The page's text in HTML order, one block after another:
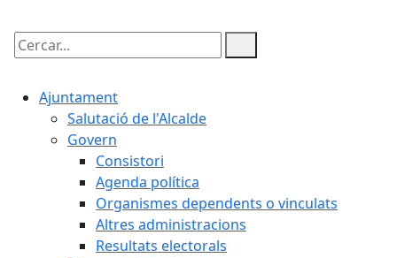
Cercar:
Ajuntament
Salutació de l'Alcalde
Govern
Consistori
Agenda política
Organismes dependents o vinculats
Altres administracions
Resultats electorals